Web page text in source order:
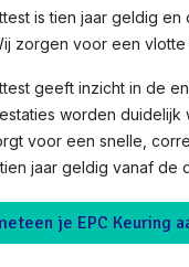
is tien jaar geldig
zorgen voor een
geeft inzicht in de
worden
voor een snelle,
jaar geldig vanaf de
je EPC Keuring